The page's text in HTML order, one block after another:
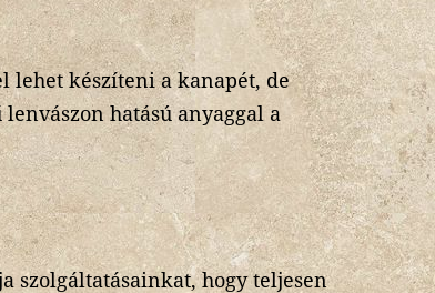
lehet készíteni a kanapét, de
hatású anyaggal a
szolgáltatásainkat, hogy teljesen